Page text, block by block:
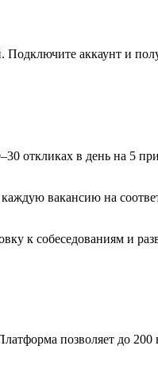
аккаунт и
откликах в день на 5
каждую вакансию на
к собеседованиям и
позволяет до